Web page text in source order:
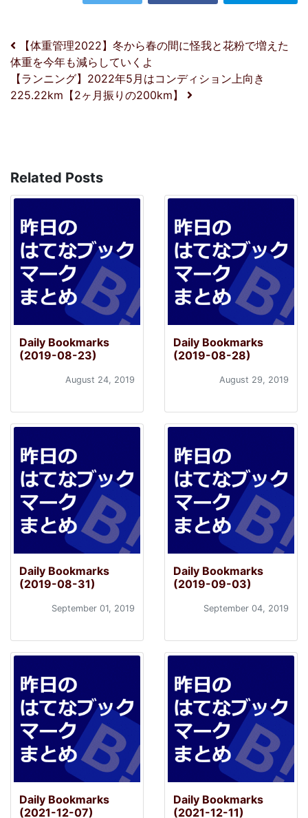
投稿ナビゲーション
【体重管理2022】冬から春の間に怪我と花粉で増えた
体重を今年も減らしていくよ
【ランニング】2022年5月はコンディション上向き
225.22km【2ヶ月振りの200km】
Related Posts
Daily Bookmarks
(2019-08-23)
August 24, 2019
Daily Bookmarks
(2019-08-28)
August 29, 2019
Daily Bookmarks
(2019-08-31)
September 01, 2019
Daily Bookmarks
(2019-09-03)
September 04, 2019
Daily Bookmarks
(2021-12-07)
Daily Bookmarks
(2021-12-11)